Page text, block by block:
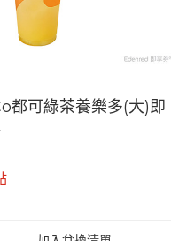
都可綠茶養樂多(大)即